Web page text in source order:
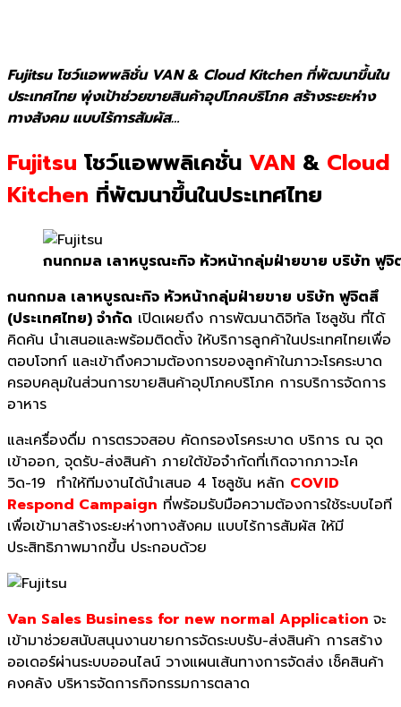
Fujitsu โชว์แอพพลิชั่น VAN & Cloud Kitchen ที่พัฒนาขึ้นใน
ประเทศไทย พุ่งเป้าช่วยขายสินค้าอุปโภคบริโภค สร้างระยะห่าง
ทางสังคม แบบไร้การสัมผัส…
Fujitsu โชว์แอพพลิเคชั่น VAN & Cloud
Kitchen ที่พัฒนาขึ้นในประเทศไทย
กนกกมล เลาหบูรณะกิจ หัวหน้ากลุ่มฝ่ายขาย บริษัท ฟูจิ
กนกกมล เลาหบูรณะกิจ หัวหน้ากลุ่มฝ่ายขาย บริษัท ฟูจิตสึ
(ประเทศไทย) จำกัด เปิดเผยถึง การพัฒนาดิจิทัล โซลูชัน ที่ได้
คิดค้น นำเสนอและพร้อมติดตั้ง ให้บริการลูกค้าในประเทศไทยเพื่อ
ตอบโจทก์ และเข้าถึงความต้องการของลูกค้าในภาวะโรคระบาด
ครอบคลุมในส่วนการขายสินค้าอุปโภคบริโภค การบริการจัดการ
อาหาร
และเครื่องดื่ม การตรวจสอบ คัดกรองโรคระบาด บริการ ณ จุด
เข้าออก, จุดรับ-ส่งสินค้า ภายใต้ข้อจำกัดที่เกิดจากภาวะโค
วิด-19 ทำให้ทีมงานได้นำเสนอ 4 โซลูชัน หลัก COVID
Respond Campaign ที่พร้อมรับมือความต้องการใช้ระบบไอที
เพื่อเข้ามาสร้างระยะห่างทางสังคม แบบไร้การสัมผัส ให้มี
ประสิทธิภาพมากขึ้น ประกอบด้วย
Van Sales Business for new normal Application จะ
เข้ามาช่วยสนับสนุนงานขายการจัดระบบรับ-ส่งสินค้า การสร้าง
ออเดอร์ผ่านระบบออนไลน์ วางแผนเส้นทางการจัดส่ง เช็คสินค้า
คงคลัง บริหารจัดการกิจกรรมการตลาด